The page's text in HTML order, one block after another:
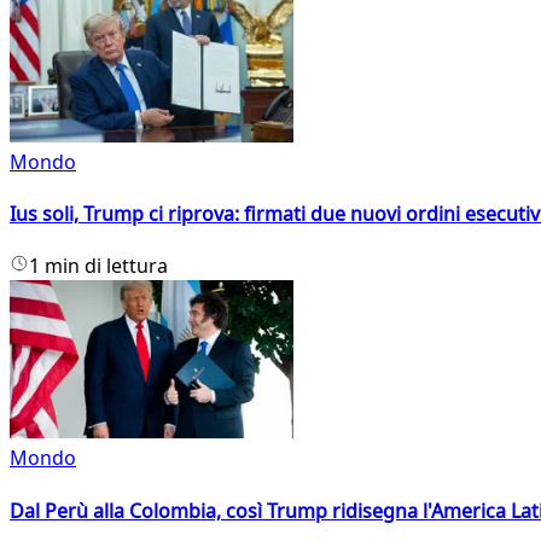
Mondo
Ius soli, Trump ci riprova: firmati due nuovi ordini
1 min di lettura
Mondo
Dal Perù alla Colombia, così Trump ridisegna l'America